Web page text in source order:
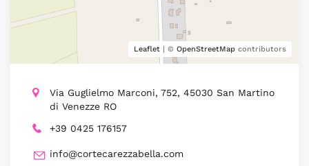
Leaflet | © OpenStreetMap contributors
Via Guglielmo Marconi, 752, 45030 San Martino
di Venezze RO
+39 0425 176157
info@cortecarezzabella.com